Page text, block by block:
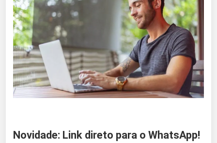
Novidade: Link direto para o WhatsApp!